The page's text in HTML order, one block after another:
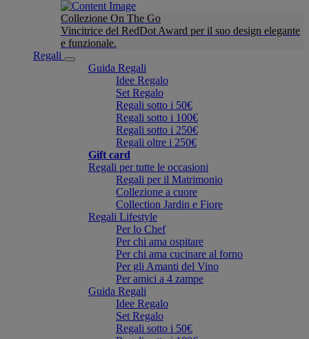
Collezione On The Go
Vincitrice del RedDot Award per il suo design elegante
e funzionale.
Regali
Guida Regali
Idee Regalo
Set Regalo
Regali sotto i 50€
Regali sotto i 100€
Regali sotto i 250€
Regali oltre i 250€
Gift card
Regali per tutte le occasioni
Regali per il Matrimonio
Collezione a cuore
Collection Jardin e Fiore
Regali Lifestyle
Per lo Chef
Per chi ama ospitare
Per chi ama cucinare al forno
Per gli Amanti del Vino
Per amici a 4 zampe
Guida Regali
Idee Regalo
Set Regalo
Regali sotto i 50€